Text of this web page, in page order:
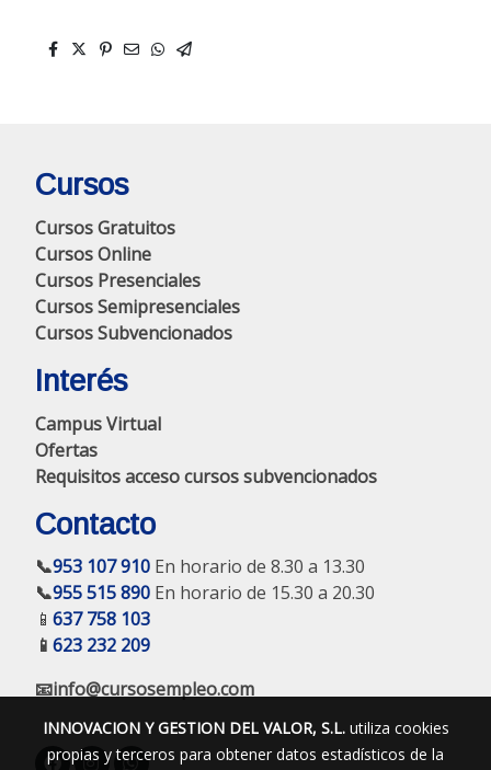
Cursos
Cursos Gratuitos
Cursos Online
Cursos Presenciales
Cursos Semipresenciales
Cursos Subvencionados
Interés
Campus Virtual
Ofertas
Requisitos acceso cursos subvencionados
Contacto
📞953 107 910 En horario de 8.30 a 13.30
📞955 515 890 En horario de 15.30 a 20.30
📱 637 758 103
📱 623 232 209
📧info@cursosempleo.com
INNOVACION Y GESTION DEL VALOR, S.L.utiliza cookies
propias y terceros para obtener datos estadísticos de la